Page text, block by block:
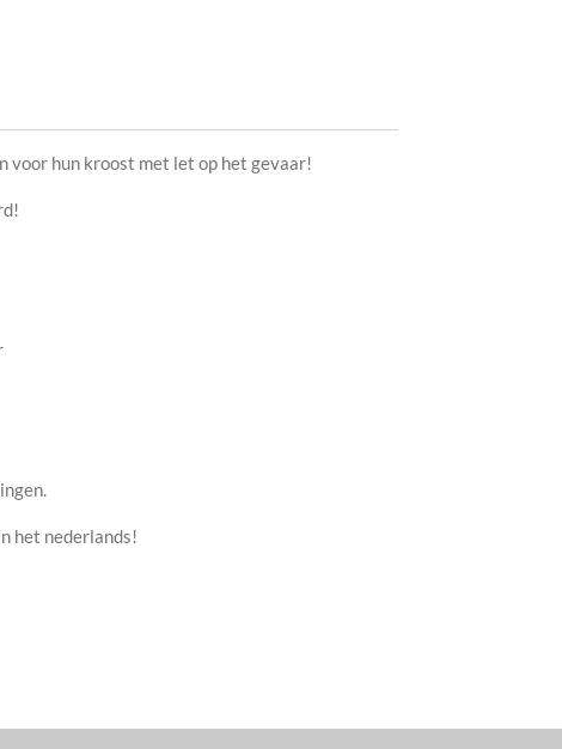
voor hun kroost met let op het gevaar!
het nederlands!